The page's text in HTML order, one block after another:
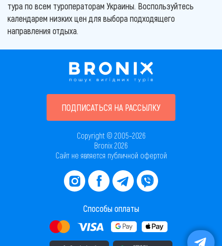
тура по всем туроператорам Украины. Воспользуйтесь
календарем низких цен для выбора подходящего
направления отдыха.
ПОДПИСАТЬСЯ НА РАССЫЛКУ
Copyright © 2005–2026
Bronix 2026
Сайт не является публичной офертой
Способы оплаты
Скачать приложение в AppStore Скачать приложение в PlayMarket